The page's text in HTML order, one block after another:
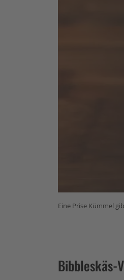
Eine Prise Kümmel
Bibbleskäs-